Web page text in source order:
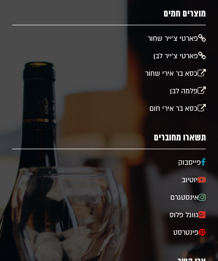
מוצרים חמים
​פארטי צ'ייר שחור
פארטי צ'ייר לבן
כסא בר אירי שחור
פלמה לבן
כסא בר אירי חום
תשארו מחוברים
פייסבוק
יוטיוב
אינסטגרם
גווגל פלוס
פינטרסט